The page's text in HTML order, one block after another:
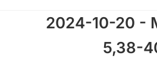
2024-10-20 -
5,38-